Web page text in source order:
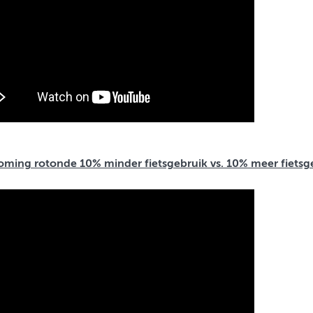
rotonde 10% minder fietsgebruik vs. 10% meer